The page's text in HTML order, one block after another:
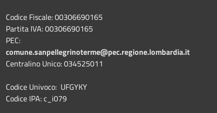
Codice Fiscale: 00306690165
Partita IVA: 00306690165
PEC:
comune.sanpellegrinoterme@pec.regione.lombardia.it
Centralino Unico: 034525011
Codice Univoco: UFGYKY
Codice IPA: c_i079